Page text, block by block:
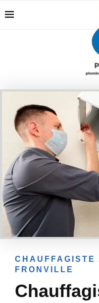
CHAUFFAGISTE
FRONVILLE